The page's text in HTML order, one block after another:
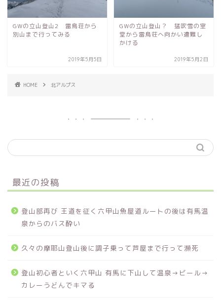
GWの立山登山2 雷鳥荘から
別山まで行ってみる
2019年5月5日
GWの立山登山？ 猛吹雪の室
堂から雷鳥荘へ向かい遭難し
かける
2019年5月2日
HOME 北アルプス
最近の投稿
登山部再び 王道を征く六甲山魚屋道ルートの後は有馬温
泉からのバス酔い
久々の摩耶山登山後に調子乗って芦屋まで行って瀕死
登山初心者といく六甲山 有馬に下山して温泉→ビール→
カレーうどんでキマる